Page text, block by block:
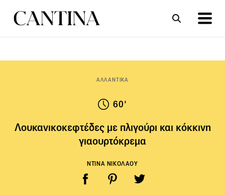
ΑΛΛΑΝΤΙΚΑ
60'
Λουκανικοκεφτέδες με πλιγούρι και κόκκινη
γιαουρτόκρεμα
ΝΤΙΝΑ ΝΙΚΟΛΑΟΥ